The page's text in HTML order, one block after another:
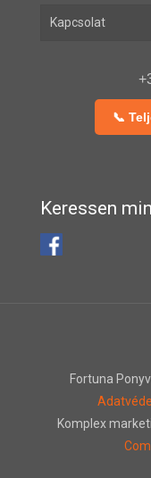
Kapcsolat
📞
Keressen
Fortuna
Komplex